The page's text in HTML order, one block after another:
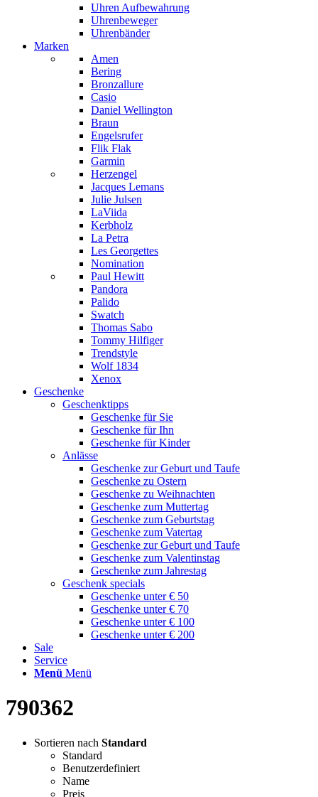
Uhren Aufbewahrung
Uhrenbeweger
Uhrenbänder
Marken
Amen
Bering
Bronzallure
Casio
Daniel Wellington
Braun
Engelsrufer
Flik Flak
Garmin
Herzengel
Jacques Lemans
Julie Julsen
LaViida
Kerbholz
La Petra
Les Georgettes
Nomination
Paul Hewitt
Pandora
Palido
Swatch
Thomas Sabo
Tommy Hilfiger
Trendstyle
Wolf 1834
Xenox
Geschenke
Geschenktipps
Geschenke für Sie
Geschenke für Ihn
Geschenke für Kinder
Anlässe
Geschenke zur Geburt und Taufe
Geschenke zu Ostern
Geschenke zu Weihnachten
Geschenke zum Muttertag
Geschenke zum Geburtstag
Geschenke zum Vatertag
Geschenke zur Geburt und Taufe
Geschenke zum Valentinstag
Geschenke zum Jahrestag
Geschenk specials
Geschenke unter € 50
Geschenke unter € 70
Geschenke unter € 100
Geschenke unter € 200
Sale
Service
Menü Menü
790362
Sortieren nach Standard
Standard
Benutzerdefiniert
Name
Preis